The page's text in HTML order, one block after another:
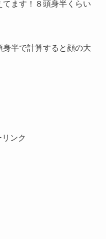
ます！８頭身半くらい
半で計算すると顔の大
ンク